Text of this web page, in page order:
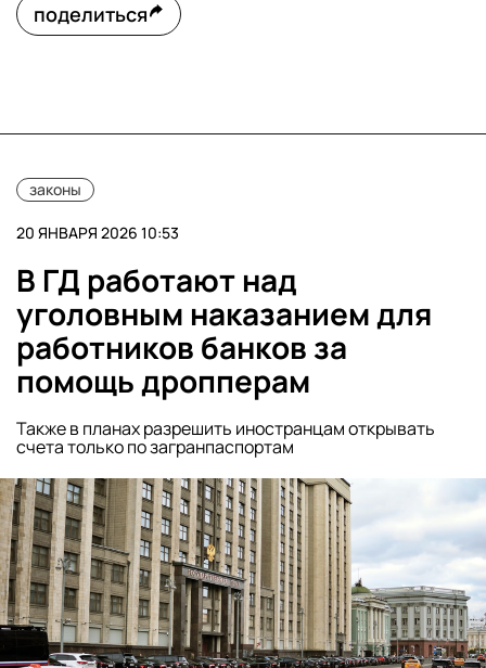
поделиться
законы
20 ЯНВАРЯ 2026 10:53
В ГД работают над
уголовным наказанием для
работников банков за
помощь дропперам
Также в планах разрешить иностранцам открывать
счета только по загранпаспортам